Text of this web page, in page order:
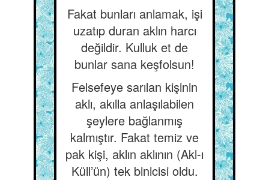
Fakat bunları anlamak, işi
uzatıp duran aklın harcı
değildir. Kulluk et de
bunlar sana keşfolsun!
Felsefeye sarılan kişinin
aklı, akılla anlaşılabilen
şeylere bağlanmış
kalmıştır. Fakat temiz ve
pak kişi, aklın aklının (Akl-ı
Küll’ün) tek binicisi oldu.